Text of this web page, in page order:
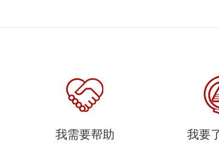
我需要帮助 我要